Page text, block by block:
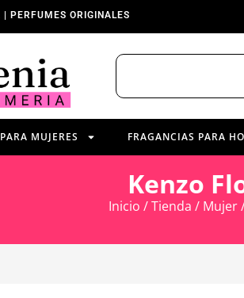
PERFUMES ORIGINALES
MUJERES FRAGANCIAS PARA
Kenzo
Inicio /Tienda / Mujer